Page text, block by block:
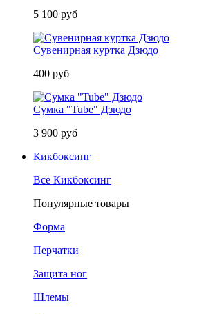
5 100 руб
Сувенирная куртка Дзюдо
400 руб
Сумка "Tube" Дзюдо
3 900 руб
Кикбоксинг
Все Кикбоксинг
Популярные товары
Форма
Перчатки
Защита ног
Шлемы